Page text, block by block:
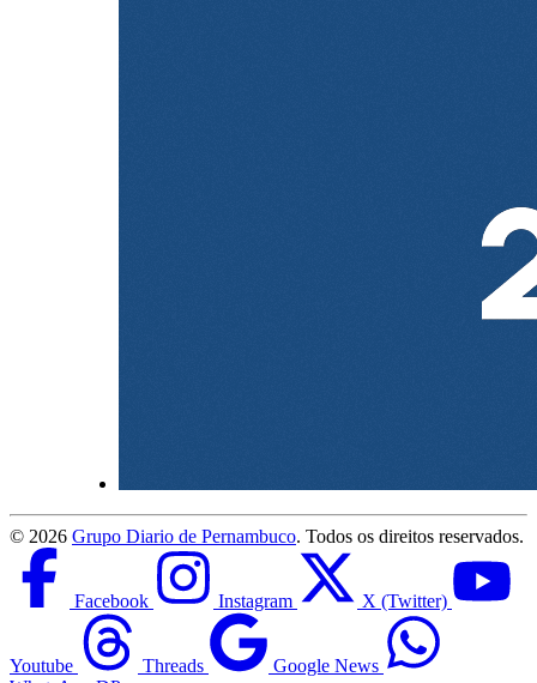
© 2026 Grupo Diario de Pernambuco. Todos os direitos reservados.
Facebook Instagram X (Twitter)
Youtube Threads
Google News